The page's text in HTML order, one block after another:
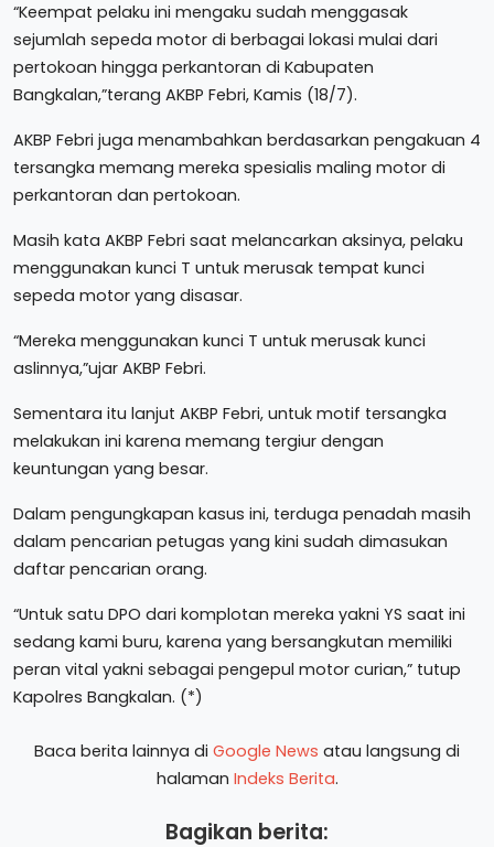
“Keempat pelaku ini mengaku sudah menggasak
sejumlah sepeda motor di berbagai lokasi mulai dari
pertokoan hingga perkantoran di Kabupaten
Bangkalan,”terang AKBP Febri, Kamis (18/7).
AKBP Febri juga menambahkan berdasarkan pengakuan 4
tersangka memang mereka spesialis maling motor di
perkantoran dan pertokoan.
Masih kata AKBP Febri saat melancarkan aksinya, pelaku
menggunakan kunci T untuk merusak tempat kunci
sepeda motor yang disasar.
“Mereka menggunakan kunci T untuk merusak kunci
aslinnya,”ujar AKBP Febri.
Sementara itu lanjut AKBP Febri, untuk motif tersangka
melakukan ini karena memang tergiur dengan
keuntungan yang besar.
Dalam pengungkapan kasus ini, terduga penadah masih
dalam pencarian petugas yang kini sudah dimasukan
daftar pencarian orang.
“Untuk satu DPO dari komplotan mereka yakni YS saat ini
sedang kami buru, karena yang bersangkutan memiliki
peran vital yakni sebagai pengepul motor curian,” tutup
Kapolres Bangkalan. (*)
Baca berita lainnya di Google News atau langsung di
halaman Indeks Berita.
Bagikan berita: